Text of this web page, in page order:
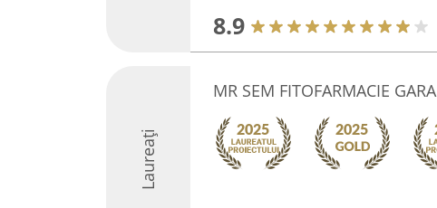
8.9
Laureați
MR SEM FITOFARMACIE GARA